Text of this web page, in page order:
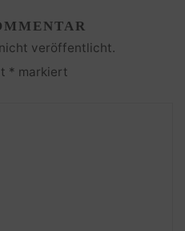
veröffentlicht.
* markiert